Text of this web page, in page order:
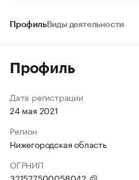
ПрофильВиды деятельности
Профиль
Дата регистрации
24 мая 2021
Регион
Нижегородская область
ОГРНИП